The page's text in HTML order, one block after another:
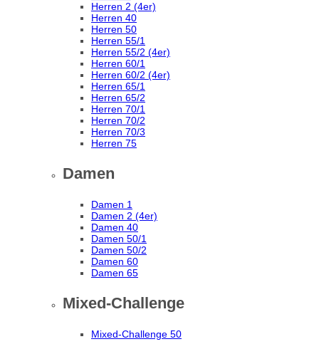
Herren 2 (4er)
Herren 40
Herren 50
Herren 55/1
Herren 55/2 (4er)
Herren 60/1
Herren 60/2 (4er)
Herren 65/1
Herren 65/2
Herren 70/1
Herren 70/2
Herren 70/3
Herren 75
Damen
Damen 1
Damen 2 (4er)
Damen 40
Damen 50/1
Damen 50/2
Damen 60
Damen 65
Mixed-Challenge
Mixed-Challenge 50